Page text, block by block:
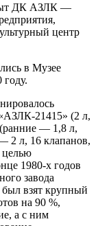
ДК АЗЛК —
центр
в Музее
21415» (2 л,
— 1,8 л,
2 л, 16 клапанов,
целью
1980-х годов
завода
взят крупный
на 90 %,
а с ним